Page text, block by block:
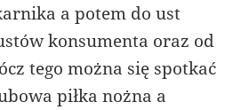
a potem do ust
konsumenta oraz od
tego można się spotkać
piłka nożna a